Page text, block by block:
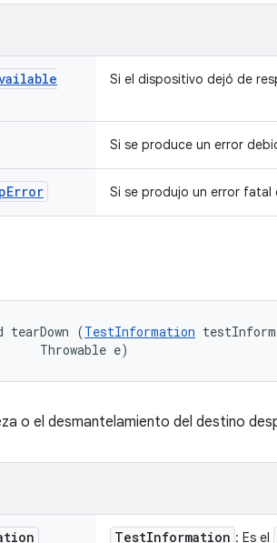
Si el dispositivo dejó de
Si se produce un error
Error Si se produjo un error
(TestInformation
Throwable e)
o el desmantelamiento del destino
TestInformation : Es el